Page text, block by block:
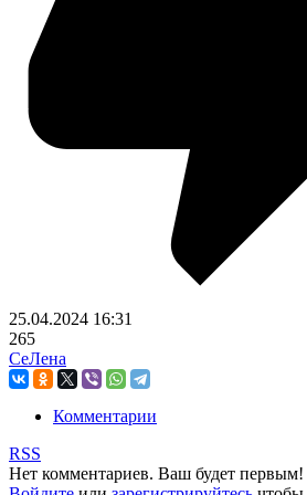
25.04.2024 16:31
265
СеЛена
Комментарии
RSS
Нет комментариев. Ваш будет первым!